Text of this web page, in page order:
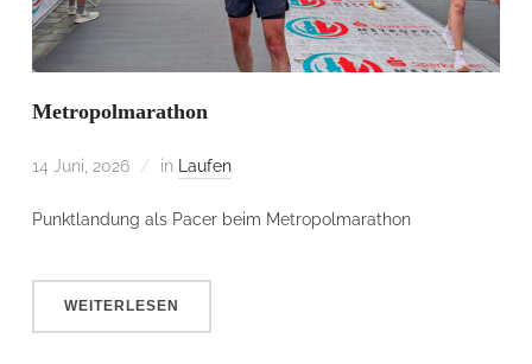
Metropolmarathon
14 Juni, 2026 in Laufen
Punktlandung als Pacer beim Metropolmarathon
WEITERLESEN